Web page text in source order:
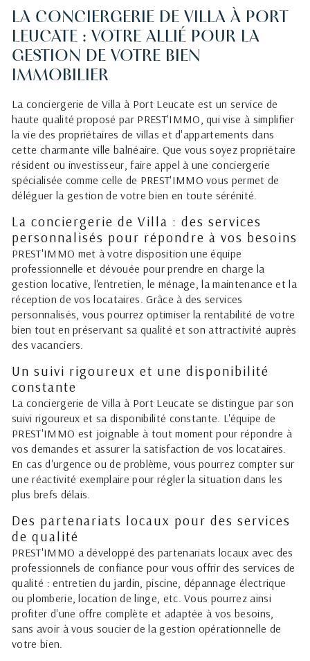
LA CONCIERGERIE DE VILLA À PORT
LEUCATE : VOTRE ALLIÉ POUR LA
GESTION DE VOTRE BIEN
IMMOBILIER
La conciergerie de Villa à Port Leucate est un service de
haute qualité proposé par PREST'IMMO, qui vise à simplifier
la vie des propriétaires de villas et d'appartements dans
cette charmante ville balnéaire. Que vous soyez propriétaire
résident ou investisseur, faire appel à une conciergerie
spécialisée comme celle de PREST'IMMO vous permet de
déléguer la gestion de votre bien en toute sérénité.
La conciergerie de Villa : des services
personnalisés pour répondre à vos besoins
PREST'IMMO met à votre disposition une équipe
professionnelle et dévouée pour prendre en charge la
gestion locative, l'entretien, le ménage, la maintenance et la
réception de vos locataires. Grâce à des services
personnalisés, vous pourrez optimiser la rentabilité de votre
bien tout en préservant sa qualité et son attractivité auprès
des vacanciers.
Un suivi rigoureux et une disponibilité
constante
La conciergerie de Villa à Port Leucate se distingue par son
suivi rigoureux et sa disponibilité constante. L'équipe de
PREST'IMMO est joignable à tout moment pour répondre à
vos demandes et assurer la satisfaction de vos locataires.
En cas d'urgence ou de problème, vous pourrez compter sur
une réactivité exemplaire pour régler la situation dans les
plus brefs délais.
Des partenariats locaux pour des services
de qualité
PREST'IMMO a développé des partenariats locaux avec des
professionnels de confiance pour vous offrir des services de
qualité : entretien du jardin, piscine, dépannage électrique
ou plomberie, location de linge, etc. Vous pourrez ainsi
profiter d'une offre complète et adaptée à vos besoins,
sans avoir à vous soucier de la gestion opérationnelle de
votre bien.